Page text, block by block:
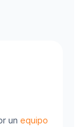
un equipo